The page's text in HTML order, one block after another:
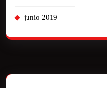
junio 2019